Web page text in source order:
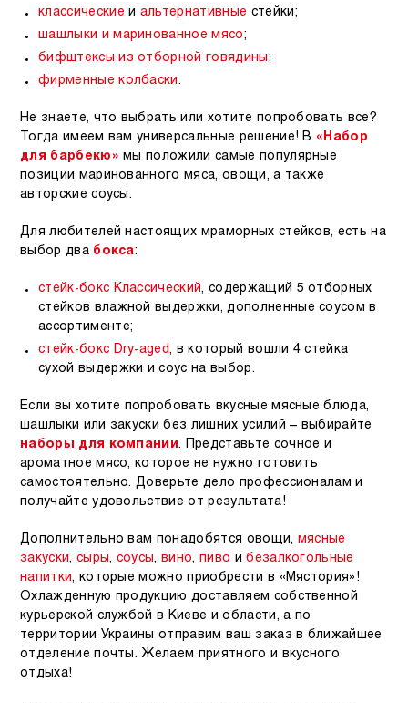
классические и альтернативные стейки;
шашлыки и маринованное мясо;
бифштексы из отборной говядины ;
фирменные колбаски .
Не знаете, что выбрать или хотите попробовать все?
Тогда имеем вам универсальные решение! В «Набор
для барбекю» мы положили самые популярные
позиции маринованного мяса, овощи, а также
авторские соусы.
Для любителей настоящих мраморных стейков, есть на
выбор два бокса:
стейк-бокс Классический, содержащий 5 отборных
стейков влажной выдержки, дополненные соусом в
ассортименте;
стейк-бокс Dry-aged, в который вошли 4 стейка
сухой выдержки и соус на выбор.
Если вы хотите попробовать вкусные мясные блюда,
шашлыки или закуски без лишних усилий – выбирайте
наборы для компании. Представьте сочное и
ароматное мясо, которое не нужно готовить
самостоятельно. Доверьте дело профессионалам и
получайте удовольствие от результата!
Дополнительно вам понадобятся овощи,
мясные
закуски, сыры, соусы, вино, пиво ибезалкогольные
напитки, которые можно приобрести в «Мястория»!
Охлажденную продукцию доставляем собственной
курьерской службой в Киеве и области, а по
территории Украины отправим ваш заказ в ближайшее
отделение почты. Желаем приятного и вкусного
отдыха!